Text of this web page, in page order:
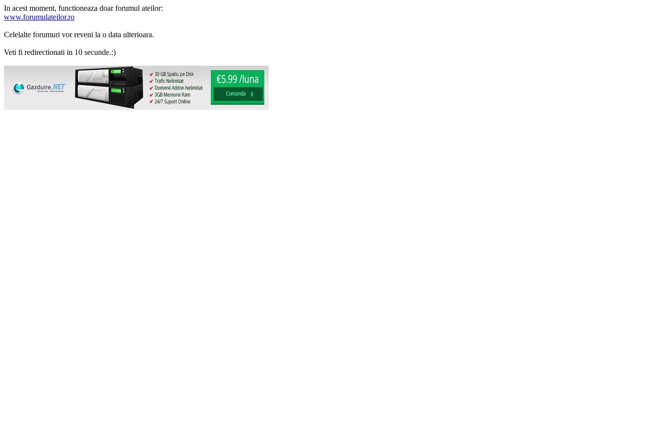
In acest moment, functioneaza doar forumul ateilor:
www.forumulateilor.ro
Celelalte forumuri vor reveni la o data ulterioara.
Veti fi redirectionati in 10 secunde.:)